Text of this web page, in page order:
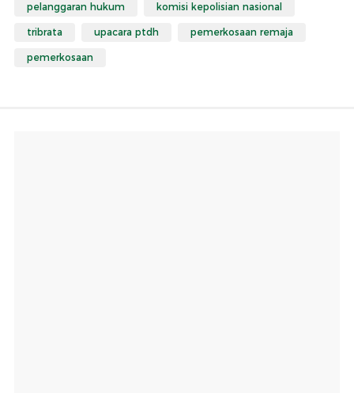
pelanggaran hukum komisi kepolisian nasional
tribrata upacara ptdh pemerkosaan remaja
pemerkosaan